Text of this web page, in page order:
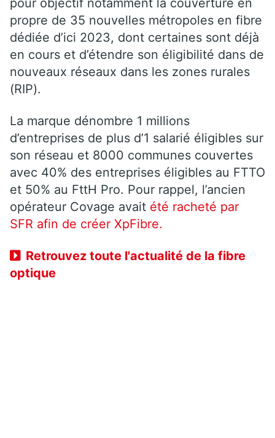
pour objectif notamment la couverture en
propre de 35 nouvelles métropoles en fibre
dédiée d’ici 2023, dont certaines sont déjà
en cours et d’étendre son éligibilité dans de
nouveaux réseaux dans les zones rurales
(RIP).
La marque dénombre 1 millions
d’entreprises de plus d’1 salarié éligibles sur
son réseau et 8000 communes couvertes
avec 40% des entreprises éligibles au FTTO
et 50% au FttH Pro. Pour rappel, l’ancien
opérateur Covage avait été racheté par
SFR afin de créer XpFibre.
Retrouvez toute l'actualité de la fibre
optique